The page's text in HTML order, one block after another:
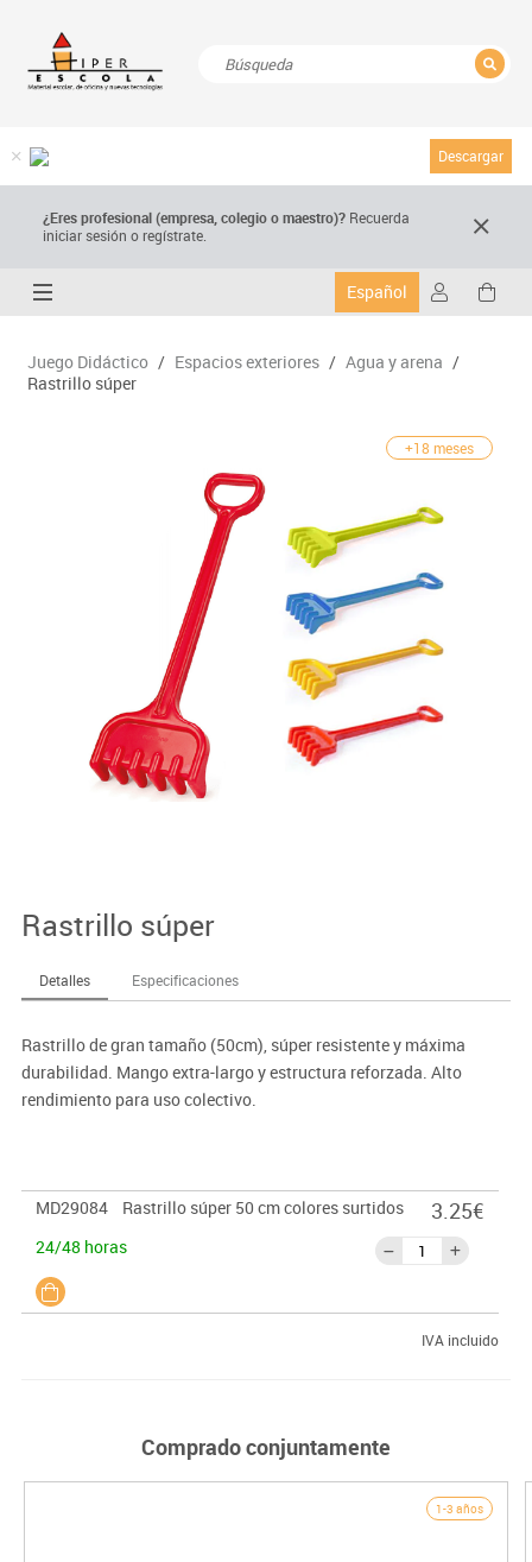
Descargar
¿Eres profesional (empresa, colegio o maestro)? Recuerda
iniciar sesión o regístrate.
Español
Juego Didáctico / Espacios exteriores / Agua y arena /
Rastrillo súper
+18 meses
Rastrillo súper
Detalles Especificaciones
Rastrillo de gran tamaño (50cm), súper resistente y máxima
durabilidad. Mango extra-largo y estructura reforzada. Alto
rendimiento para uso colectivo.
MD29084
Rastrillo súper 50 cm colores surtidos
24/48 horas
3.25€
IVA incluido
Comprado conjuntamente
1-3 años